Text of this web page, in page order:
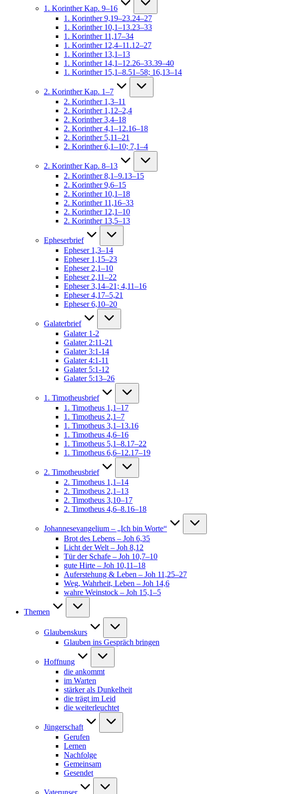
1. Korinther Kap. 9–16
1. Korinther 9,19–23.24–27
1. Korinther 10,1–13.23–33
1. Korinther 11,17–34
1. Korinther 12,4–11.12–27
1. Korinther 13,1–13
1. Korinther 14,1–12.26–33.39–40
1. Korinther 15,1–8.51–58; 16,13–14
2. Korinther Kap. 1–7
2. Korinther 1,3–11
2. Korinther 1,12–2,4
2. Korinther 3,4–18
2. Korinther 4,1–12.16–18
2. Korinther 5,11–21
2. Korinther 6,1–10; 7,1–4
2. Korinther Kap. 8–13
2. Korinther 8,1–9.13–15
2. Korinther 9,6–15
2. Korinther 10,1–18
2. Korinther 11,16–33
2. Korinther 12,1–10
2. Korinther 13,5–13
Epheserbrief
Epheser 1,3–14
Epheser 1,15–23
Epheser 2,1–10
Epheser 2,11–22
Epheser 3,14–21; 4,11–16
Epheser 4,17–5,21
Epheser 6,10–20
Galaterbrief
Galater 1-2
Galater 2:11-21
Galater 3:1-14
Galater 4:1-11
Galater 5:1-12
Galater 5:13–26
1. Timotheusbrief
1. Timotheus 1,1–17
1. Timotheus 2,1–7
1. Timotheus 3,1–13.16
1. Timotheus 4,6–16
1. Timotheus 5,1–8.17–22
1. Timotheus 6,6–12.17–19
2. Timotheusbrief
2. Timotheus 1,1–14
2. Timotheus 2,1–13
2. Timotheus 3,10–17
2. Timotheus 4,6–8.16–18
Johannesevangelium – „Ich bin Worte“
Brot des Lebens – Joh 6,35
Licht der Welt – Joh 8,12
Tür der Schafe – Joh 10,7–10
gute Hirte – Joh 10,11–18
Auferstehung & Leben – Joh 11,25–27
Weg, Wahrheit, Leben – Joh 14,6
wahre Weinstock – Joh 15,1–5
Themen
Glaubenskurs
Glauben ins Gespräch bringen
Hoffnung
die ankommt
im Warten
stärker als Dunkelheit
die trägt im Leid
die weiterleuchtet
Jüngerschaft
Gerufen
Lernen
Nachfolge
Gemeinsam
Gesendet
Vaterunser